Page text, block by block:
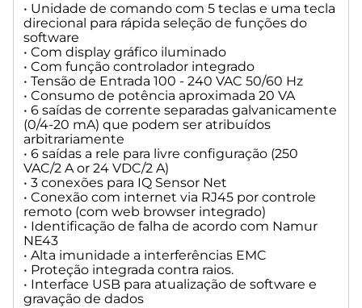
Marca WTW
Peso Líquido: 5 kg
Peso Bruto: 7 kg
• Unidade de comando com 5 teclas e uma tecla
direcional para rápida seleção de funções do
software
• Com display gráfico iluminado
• Com função controlador integrado
• Tensão de Entrada 100 - 240 VAC 50/60 Hz
• Consumo de potência aproximada 20 VA
• 6 saídas de corrente separadas galvanicamente
(0/4-20 mA) que podem ser atribuídos
arbitrariamente
• 6 saídas a rele para livre configuração (250
VAC/2 A or 24 VDC/2 A)
• 3 conexões para IQ Sensor Net
• Conexão com internet via RJ45 por controle
remoto (com web browser integrado)
• Identificação de falha de acordo com Namur
NE43
• Alta imunidade a interferências EMC
• Proteção integrada contra raios.
• Interface USB para atualização de software e
gravação de dados